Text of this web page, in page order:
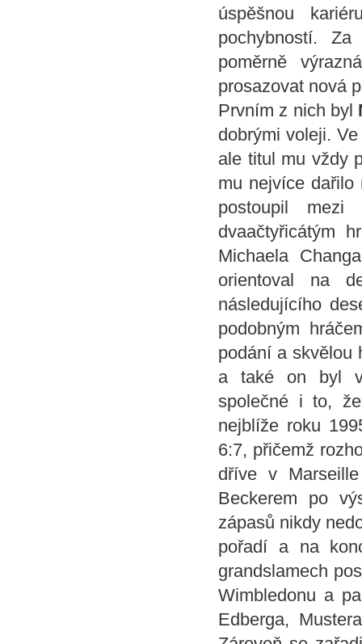
úspěšnou
pochybností.
poměrně
prosazovat nová
Prvním z nich byl
dobrými voleji.
ale titul mu vždy
mu nejvíce
postoupil mezi
dvaačtyřicátým
Michaela
orientoval na
následujícího
podobným
podání a skvělou
a také on byl
společné i to,
nejblíže roku
6:7, přičemž
dříve v
Beckerem po
zápasů nikdy
pořadí a na
grandslamech
Wimbledonu a
Edberga,